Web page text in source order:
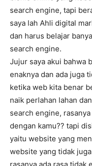
search engine, tapi
saya lah Ahli digital
dan harus belajar
search engine.
Jujur saya akui bahwa
enaknya dan ada juga
ketika web kita benar
naik perlahan lahan
search engine,
dengan kamu?? tapi
yaitu website yang
website yang tidak